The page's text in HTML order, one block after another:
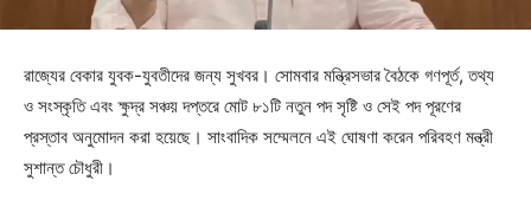
রাজ্যের বেকার যুবক-যুবতীদের জন্য সুখবর। সোমবার মন্ত্রিসভার বৈঠকে গণপূর্ত, তথ্য
ও সংস্কৃতি এবং ক্ষুদ্র সঞ্চয় দপ্তরে মোট ৮১টি নতুন পদ সৃষ্টি ও সেই পদ পূরণের
প্রস্তাব অনুমোদন করা হয়েছে। সাংবাদিক সম্মেলনে এই ঘোষণা করেন পরিবহণ মন্ত্রী
সুশান্ত চৌধুরী।